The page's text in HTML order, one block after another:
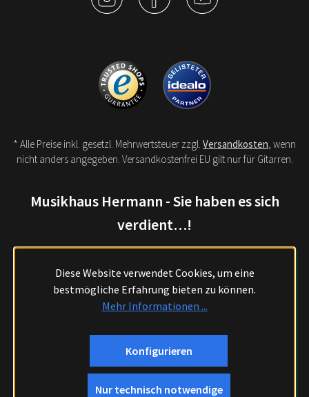
* Alle Preise inkl. gesetzl. Mehrwertsteuer zzgl. Versandkosten, wenn
nicht anders angegeben. Versandkostenfrei EU gilt nur für Gitarren.
Musikhaus Hermann - Sie haben es sich
verdient…!
Diese Website verwendet Cookies, um eine
bestmögliche Erfahrung bieten zu können.
Mehr Informationen ...
Nur technisch notwendige
Konfigurieren